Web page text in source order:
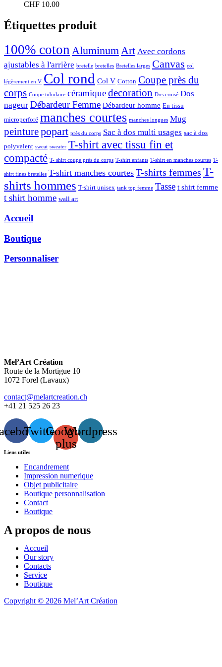
CHF 10.00
Étiquettes produit
100% coton AluminumArt Avec cordons
ajustables à l'arrière bretelle bretelles Bretelles larges Canvas col
légèrement en V Col rond Col V Cotton Coupe près du
corps Coupe tubulaire céramiquedecoration Dos croisé Dos
nageur Débardeur Femme Débardeur homme En tissu
microperforé manches courtes manches longues Mug
peinturepopart près du corps Sac à dos multi usages sac à dos
polyvalent sweat sweater T-shirt avec tissu fin et
compacté T- shirt coupe près du corps T-shirt enfants T-shirt en manches courtes T-
shirt fines bretelles T-shirt manches courtes T-shirts femmes T-
shirts hommes T-shirt unisex tank top femme Tasse t shirt femme
t shirt homme wall art
Accueil
Boutique
Personnaliser
Mel’Art Création
Route de la Mortigue 10
1072 Forel (Lavaux)
contact@melartcreation.ch
+41 21 525 26 23
TwitterGoogle-
plus
Wordpress
Liens utiles
Encandrement
Impression numerique
Objet publicitaire
Boutique personnalisation
Contact
Boutique
A propos de nous
Accueil
Our story
Contacts
Service
Boutique
Copyright © 2026 Mel’Art Création